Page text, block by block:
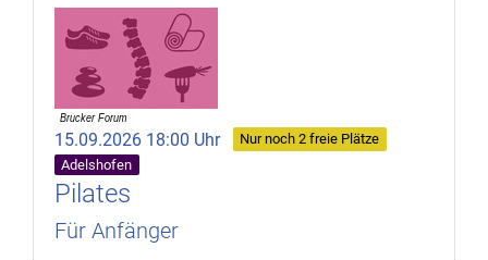
15.09.2026 18:00 Uhr
Nur noch 2 freie Plätze
Adelshofen
Pilates
Für Anfänger